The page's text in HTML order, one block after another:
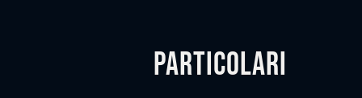
Particolari